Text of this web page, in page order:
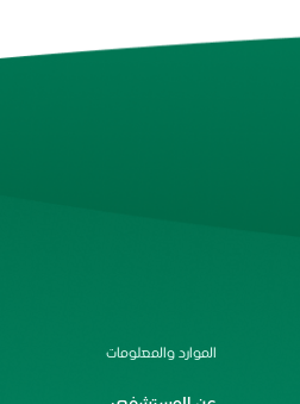
الموارد والمعلومات